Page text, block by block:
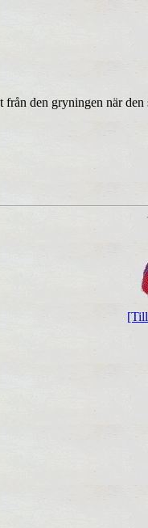
från den gryningen när den